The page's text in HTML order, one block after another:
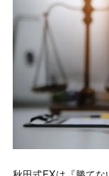
秋田洋徳の秋田
★★★☆☆
“過去の行政処分
関係はないけど
秋田洋徳の秋田
★★☆☆☆
“金商取消しにな